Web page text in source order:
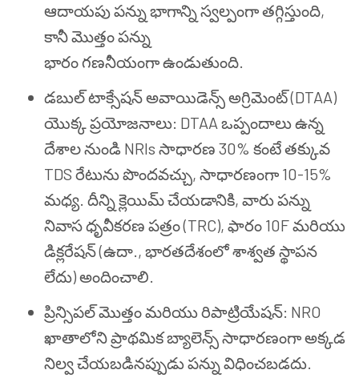
ఆదాయపు పన్ను భాగాన్ని స్వల్పంగా తగ్గిస్తుంది,
కానీ మొత్తం పన్ను
భారం గణనీయంగా ఉండుతుంది.
డబుల్ టాక్సేషన్ అవాయిడెన్స్ అగ్రిమెంట్ (DTAA)
యొక్క ప్రయోజనాలు: DTAA ఒప్పందాలు ఉన్న
దేశాల నుండి NRIs సాధారణ 30% కంటే తక్కువ
TDS రేటును పొందవచ్చు, సాధారణంగా 10-15%
మధ్య. దీన్ని క్లెయిమ్ చేయడానికి, వారు పన్ను
నివాస ధృవీకరణ పత్రం (TRC), ఫారం 10F మరియు
డిక్లరేషన్ (ఉదా., భారతదేశంలో శాశ్వత స్థాపన
లేదు) అందించాలి.
ప్రిన్సిపల్ మొత్తం మరియు రిపాట్రియేషన్: NRO
ఖాతాలోని ప్రాథమిక బ్యాలెన్స్ సాధారణంగా అక్కడ
నిల్వ చేయబడినప్పుడు పన్ను విధించబడదు.